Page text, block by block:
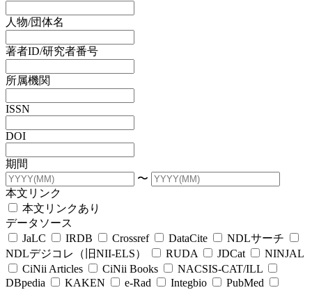
人物/団体名
著者ID/研究者番号
所属機関
ISSN
DOI
期間
〜
本文リンク
本文リンクあり
データソース
JaLC
IRDB Crossref DataCite
NDLサーチ
NDLデジコレ（旧NII-ELS）
RUDA JDCat
NINJAL
CiNii Articles
CiNii Books
NACSIS-CAT/ILL
DBpedia
KAKEN e-Rad Integbio
PubMed